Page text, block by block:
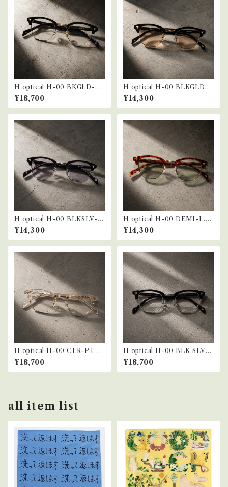
H optical H-00 BKGLD-P
T.BRN
¥18,700
H optical H-00 BLKGLD-
L.BRN
¥14,300
H optical H-00 BLKSLV-L.
GRY
¥14,300
H optical H-00 DEMI-L.G
RN
¥14,300
H optical H-00 CLR-PT.G
RY
¥18,700
H optical H-00 BLK SLV-P
T.GRY
¥18,700
all item list